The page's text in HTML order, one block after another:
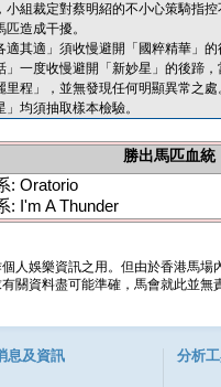
組裁定對蔡明紹的不小心策騎指
造成干擾。
其適」須收慢避開「國粹精華」
一度收慢避開「新妙星」的後蹄
程」，並無發現任何明顯異常之處
均須抽取樣本檢驗。
勝出馬匹血統
: Oratorio
: I'm A Thunder
人娛樂資訊之用。但由於香港馬
關資料盡可能準確，馬會就此並
息及資訊 分析